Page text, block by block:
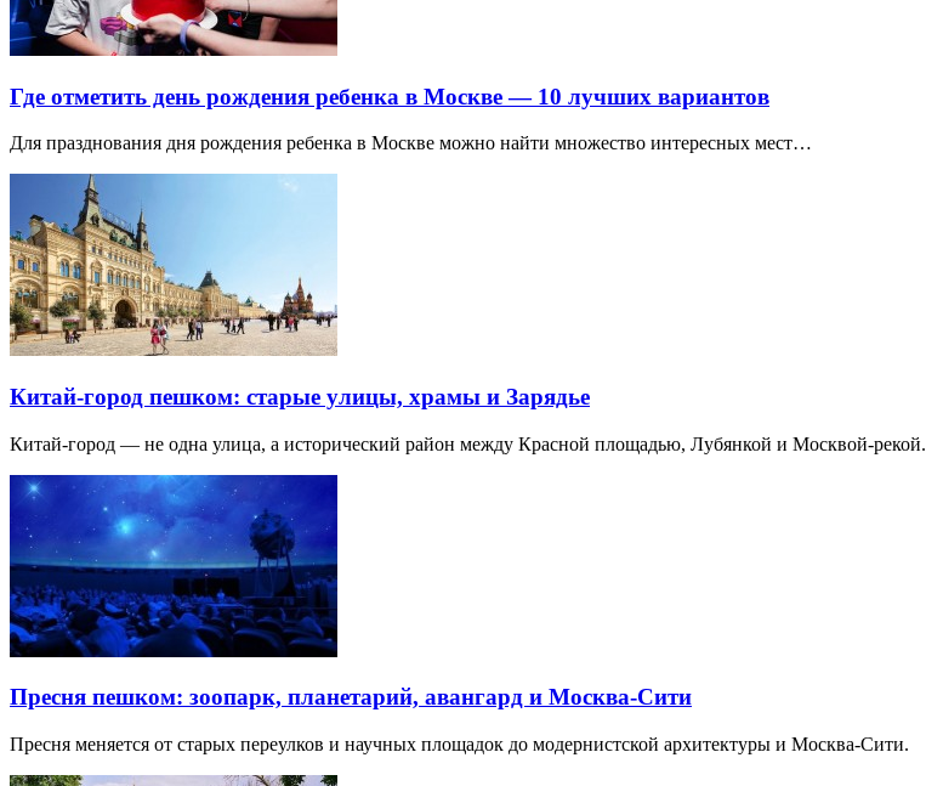
Где отметить день рождения ребенка в Москве — 10 лучших вариантов
Для празднования дня рождения ребенка в Москве можно найти множество интересных мест…
Китай-город пешком: старые улицы, храмы и Зарядье
Китай-город — не одна улица, а исторический район между Красной площадью, Лубянкой и Москвой-рекой.
Пресня пешком: зоопарк, планетарий, авангард и Москва-Сити
Пресня меняется от старых переулков и научных площадок до модернистской архитектуры и Москва-Сити.